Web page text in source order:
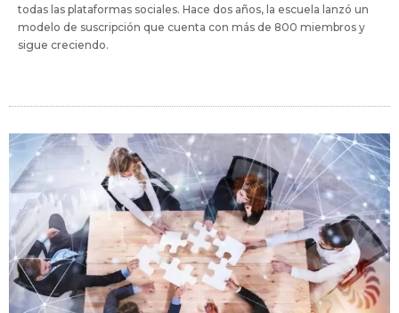
todas las plataformas sociales. Hace dos años, la escuela lanzó un
modelo de suscripción que cuenta con más de 800 miembros y
sigue creciendo.